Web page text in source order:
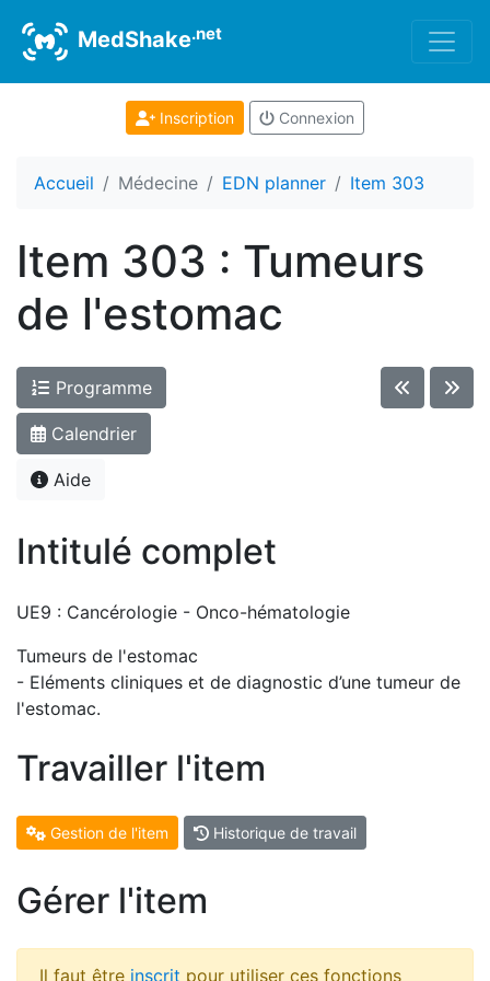
MedShake.net
Inscription Connexion
Accueil Médecine EDN planner Item 303
Item 303 : Tumeurs
de l'estomac
Programme
Calendrier
Aide
Intitulé complet
UE9 : Cancérologie - Onco-hématologie
Tumeurs de l'estomac
- Eléments cliniques et de diagnostic d’une tumeur de
l'estomac.
Travailler l'item
Gestion de l'item Historique de travail
Gérer l'item
Il faut être inscrit pour utiliser ces fonctions